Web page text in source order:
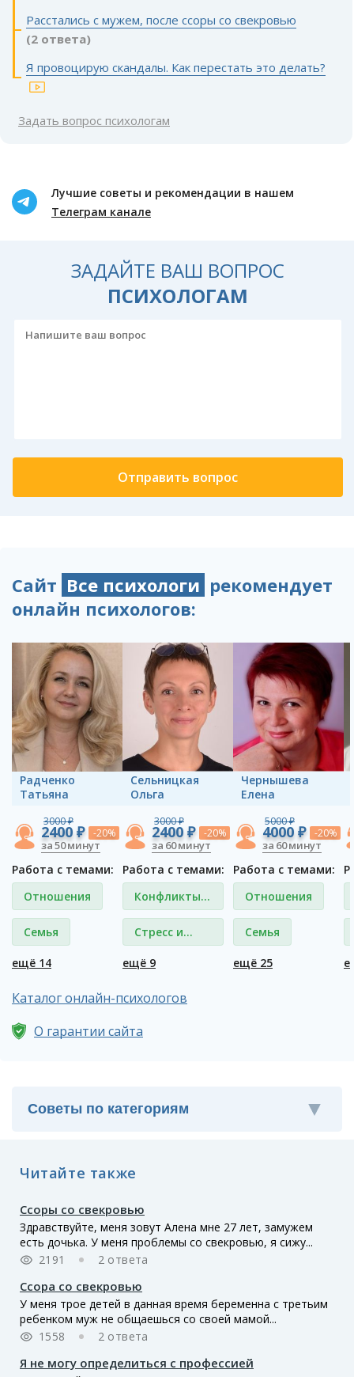
Расстались с мужем, после ссоры со свекровью
(2 ответа)
Я провоцирую скандалы. Как перестать это делать?
Задать вопрос психологам
Лучшие советы и рекомендации в нашем
Телеграм канале
ЗАДАЙТЕ ВАШ ВОПРОС
ПСИХОЛОГАМ
Сайт Все психологи рекомендует
онлайн психологов:
Радченко
Татьяна
3000 ₽
2400 ₽ -20%
за 50 минут
Работа с темами:
Отношения
Семья
ещё 14
Сельницкая
Ольга
3000 ₽
2400 ₽ -20%
за 60 минут
Работа с темами:
Конфликты и
ссоры
Стресс и
депрессия
ещё 9
Чернышева
Елена
5000 ₽
4000 ₽ -20%
за 60 минут
Работа с темами:
Отношения
Семья
ещё 25
Каталог онлайн-психологов
О гарантии сайта
Читайте также
Ссоры со свекровью
Здравствуйте, меня зовут Алена мне 27 лет, замужем
есть дочька. У меня проблемы со свекровью, я сижу...
2191
2 ответа
Ссора со свекровью
У меня трое детей в данная время беременна с третьим
ребенком муж не общаешься со своей мамой...
1558
2 ответа
Я не могу определиться с профессией